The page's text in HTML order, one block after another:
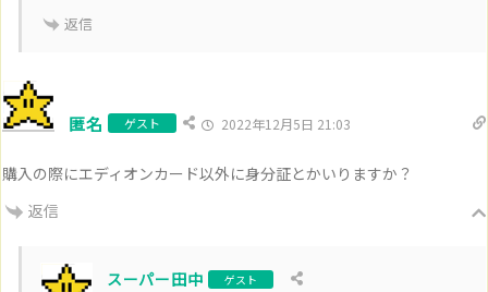
返信
匿名 ゲスト 2022年12月5日 21:03
購入の際にエディオンカード以外に身分証とかいりますか？
返信
スーパー田中 ゲスト